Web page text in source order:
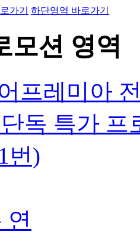
가기 하단영역 바로가기
모션 영역